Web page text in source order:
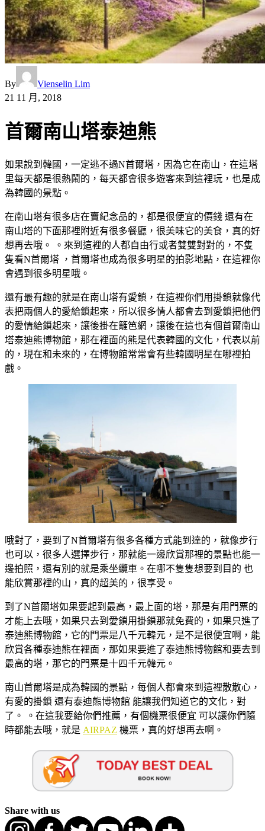
By
Vienselin Lim
21 11 月, 2018
首爾南山塔泰迪熊
如果說到韓國，一定逃不過N首爾塔，因為它在南山，在這塔
里每天都是很熱鬧的，每天都會很多遊客來到這裡玩，也是成
為韓國的景點。
在南山塔有很多店在賣紀念品的，都是很便宜的價錢 還有在
南山塔的下面那裡附近有很多餐廳，很美味它的美食，真的好
想再去哦。 。來到這裡的人都自由行或者雙雙對對的，不隻
隻看N首爾塔 ，首爾塔也成為很多明星的拍影地點，在這裡你
會遇到很多明星哦。
還有最有趣的就是在南山塔有愛鎖，在這裡你們用掛鎖就像代
表把兩個人的愛給鎖起來，所以很多情人都會去到愛鎖把他們
的愛情給鎖起來，讓後掛在籬笆網，讓後在這也有個首爾南山
塔泰迪熊博物館，那在裡面的熊是代表韓國的文化，代表以前
的，現在和未來的，在博物館常常會有些韓國明星在哪裡拍
戲。
哦對了，要到了N首爾塔有很多各種方式能到達的，就像步行
也可以，很多人選擇步行，那就能一邊欣賞那裡的景點也能一
邊拍照，還有別的就是乘坐纜車。在哪不隻隻想要到目的 也
能欣賞那裡的山，真的超美的，很享受。
到了N首爾塔如果要起到最高，最上面的塔，那是有用門票的
才能上去哦，如果只去到愛鎖用掛鎖那就免費的，如果只進了
泰迪熊博物館，它的門票是八千元韓元，是不是很便宜啊，能
欣賞各種泰迪熊在裡面，那如果要進了泰迪熊博物館和要去到
最高的塔，那它的門票是十四千元韓元。
南山首爾塔是成為韓國的景點，每個人都會來到這裡散散心，
有愛的掛鎖 還有泰迪熊博物館 能讓我們知道它的文化，對
了。 。在這我要給你們推薦，有個機票很便宜 可以讓你們隨
時都能去哦，就是 AIRPAZ 機票，真的好想再去啊。
Share with us